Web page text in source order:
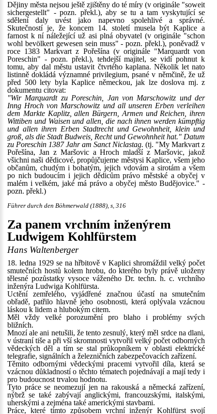
Dějiny města nejsou ještě zjištěny do té míry (v originále "soweit
sichergestellt" - pozn. překl.), aby se tu a tam vyskytující se
sdělení daly uvést jako napevno spolehlivé a správné.
Skutečností je, že koncem 14. století musela být Kaplice a
farnost k ní náležející už asi plná obyvatel (v originále "schon
wohl bevölkert gewesen sein muss" - pozn. překl.), poněvadž v
roce 1383 Markvart z Pořešína (v originále "Marquardt von
Poreschin" - pozn. překl.), tehdejší majitel, se vidí pohnut k
tomu, aby dal městu ustavit čtvrtého kaplana. Několik let nato
listinně dokládá významné privilegium, psané v němčině, že už
před 500 lety byla Kaplice německou, jak lze doslova mj. z
dokumentu citovat:
"Wir Marquardt zu Poreschin, Jan von Marschowitz und der
Inng Hroch von Marschowitz und all unseren Erben verleihen
dem Markte Kaplitz, allen Bürgern, Armen und Reichen, ihren
Wittiben und Waisen und allen, die nach ihnen werden kümpftig
und allen ihren Erben Stadtrecht und Gewohnheit, klein und
groß, als die Stadt Budweis, Recht und Gewohnheit hat." Datum
zu Poreschin 1387 Jahr am Sanct Niclastag. (tj. "My Markvart z
Pořešína, Jan z Maršovic a Hroch mladší z Maršovic, jakož
všichni naši dědicové, propůjčujeme městysi Kaplice, všem jeho
občanům, chudým i bohatým, jejich vdovám a sirotám a všem
po nich budoucím i jejich dědicům právo městské a obyčej v
malém i velkém, jaké má právo a obyčej město Budějovice." -
pozn. překl.)
Führer durch den Böhmerwald (1888), s, 316
Za panem vrchním inženýrem
Ludwigem Kohlfürstem
Hans Waltenberger
18. ledna 1929 se na hřbitově v Kaplici shromáždil velký počet
smutečních hostů kolem hrobu, do kterého byly právě uloženy
tělesné pozůstatky vysoce váženého Dr. techn. h. c. vrchního
inženýra Ludwiga Kohlfürsta.
Uctění zemřelého, vyjádřené značnou účastí na smutečním
obřadě, patřilo hlavně jeho osobnosti, která oplývala vzácnou
láskou k lidem a hlubokým citem.
Měl vždy velké porozumění pro blaho i problémy svých
bližních.
Mnozí ale ani netušili, že tento zesnulý, který měl srdce na dlani,
v ústraní tiše a při vší skromnosti vytvořil velký počet odborných
vědeckých děl a tím se stal průkopníkem v oblasti elektrické
telegrafie, signálních a železničních zabezpečovacích zařízení.
Těmito odbornými vědeckými pracemi vytvořil díla, která se
vzácnou důkladností o těchto tématech pojednávají a mají tedy i
pro budoucnost trvalou hodnotu.
Tyto práce se neomezují jen na rakouská a německá zařízení,
nýbrž se také zabývají anglickými, francouzskými, italskými,
uherskými a zejména také americkými stavbami.
Práce, které tímto způsobem vrchní inženýr Kohlfürst svojí